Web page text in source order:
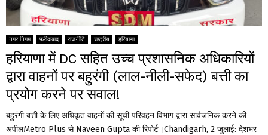
नगर निगम फरीदाबाद राजनीति राष्ट्रीय हरियाणा
हरियाणा में DC सहित उच्च प्रशासनिक अधिकारियों
द्वारा वाहनों पर बहुरंगी (लाल-नीली-सफेद) बत्ती का
प्रयोग करने पर सवाल!
बहुरंगी बत्ती के लिए अधिकृत वाहनों की सूची परिवहन विभाग द्वारा सार्वजनिक करने की
अपीलMetro Plus से Naveen Gupta की रिपोर्ट।Chandigarh, 2 जुलाई: देशभर